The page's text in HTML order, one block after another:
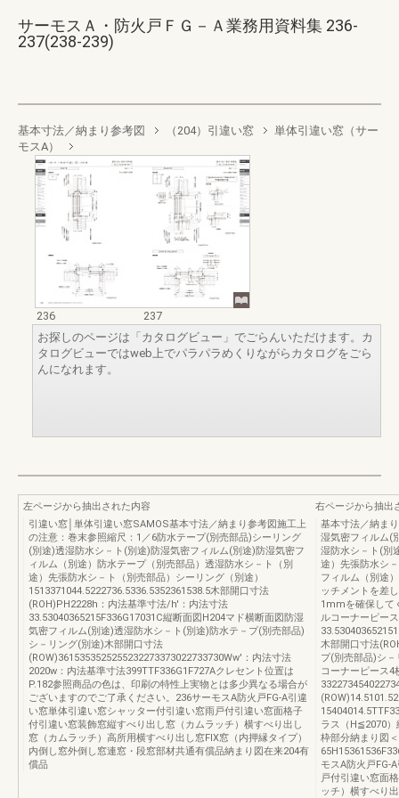
サーモスＡ・防火戸ＦＧ－Ａ業務用資料集 236-
237(238-239)
基本寸法／納まり参考図 （204）引違い窓
単体引違い窓（サー
モスA）
236
237
お探しのページは「カタログビュー」でごらんいただけます。カ
タログビューではweb上でパラパラめくりながらカタログをごら
んになれます。
左ページから抽出された内容
引違い窓│単体引違い窓SAMOS基本寸法／納まり参考図施工上
の注意：巻末参照縮尺：1／6防水テープ(別売部品)シーリング
(別途)透湿防水シ－ト(別途)防湿気密フィルム(別途)防湿気密フ
ィルム（別途）防水テープ（別売部品）透湿防水シ－ト（別
途）先張防水シ－ト（別売部品）シーリング（別途）
1513371044.5222736.5336.5352361538.5木部開口寸法
(ROH)PH2228h：内法基準寸法/h'：内法寸法
33.53040365215F336G17031C縦断面図H204マド横断面図防湿
気密フィルム(別途)透湿防水シ－ト(別途)防水テ－プ(別売部品)
シ－リング(別途)木部開口寸法
(ROW)3615353525255232273373022733730Ww'：内法寸法
2020w：内法基準寸法399TTF336G1F727Aクレセント位置は
P.182参照商品の色は、印刷の特性上実物とは多少異なる場合が
ございますのでご了承ください。236サーモスA防火戸FG-A引違
い窓単体引違い窓シャッター付引違い窓雨戸付引違い窓面格子
付引違い窓装飾窓縦すべり出し窓（カムラッチ）横すべり出し
窓（カムラッチ）高所用横すべり出し窓FIX窓（内押縁タイプ）
内倒し窓外倒し窓連窓・段窓部材共通有償品納まり図在来204有
償品
右ページから抽出
基本寸法／納ま
湿気密フィルム(
湿防水シ－ト(別
途）先張防水シ
フィルム（別途
ッチメントを差
1mmを確保して
ルコーナーピー
木部開口寸法
プ(別売部品)シ
コーナーピース4
ラス（H≦2070）
枠部分納まり図
モスA防火戸FG-
戸付引違い窓面
ッチ）横すべり